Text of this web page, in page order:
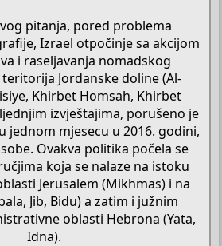
pitanja, pored problema
Izrael otpočinje sa akcijom
i raseljavanja nomadskog
Jordanske doline (Al-
Khirbet Homsah, Khirbet
izvještajima, porušeno je
jednom mjesecu u 2016. godini,
Ovakva politika počela se
koja se nalaze na istoku
Jerusalem (Mikhmas) i na
Jib, Bidu) a zatim i južnim
oblasti Hebrona (Yata,
Idna).